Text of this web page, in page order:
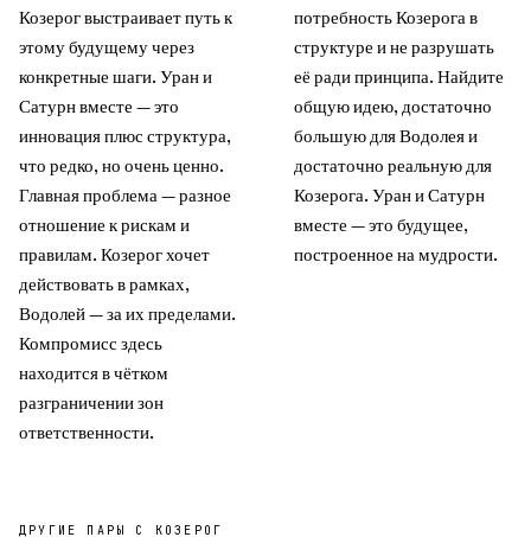
Козерог выстраивает путь к
этому будущему через
конкретные шаги. Уран и
Сатурн вместе — это
инновация плюс структура,
что редко, но очень ценно.
Главная проблема — разное
отношение к рискам и
правилам. Козерог хочет
действовать в рамках,
Водолей — за их пределами.
Компромисс здесь
находится в чётком
разграничении зон
ответственности.
потребность Козерога в
структуре и не разрушать
её ради принципа. Найдите
общую идею, достаточно
большую для Водолея и
достаточно реальную для
Козерога. Уран и Сатурн
вместе — это будущее,
построенное на мудрости.
ДРУГИЕ ПАРЫ С КОЗЕРОГ